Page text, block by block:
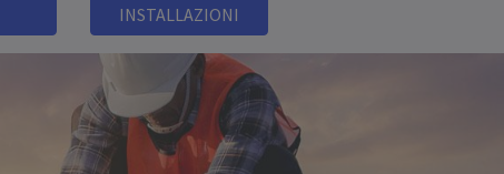
INSTALLAZIONI